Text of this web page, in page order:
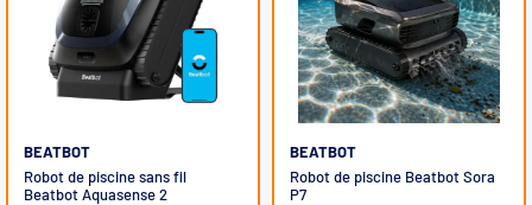
BEATBOT
Robot de piscine sans fil
Beatbot Aquasense 2
BEATBOT
Robot de piscine Beatbot Sora
P7